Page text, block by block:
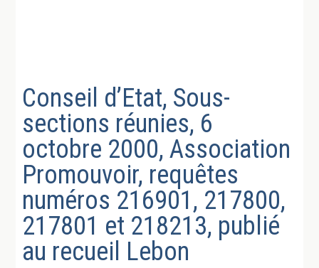
Conseil d’Etat, Sous-
sections réunies, 6
octobre 2000, Association
Promouvoir, requêtes
numéros 216901, 217800,
217801 et 218213, publié
au recueil Lebon